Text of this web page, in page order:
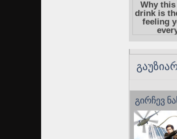
გირჩევ